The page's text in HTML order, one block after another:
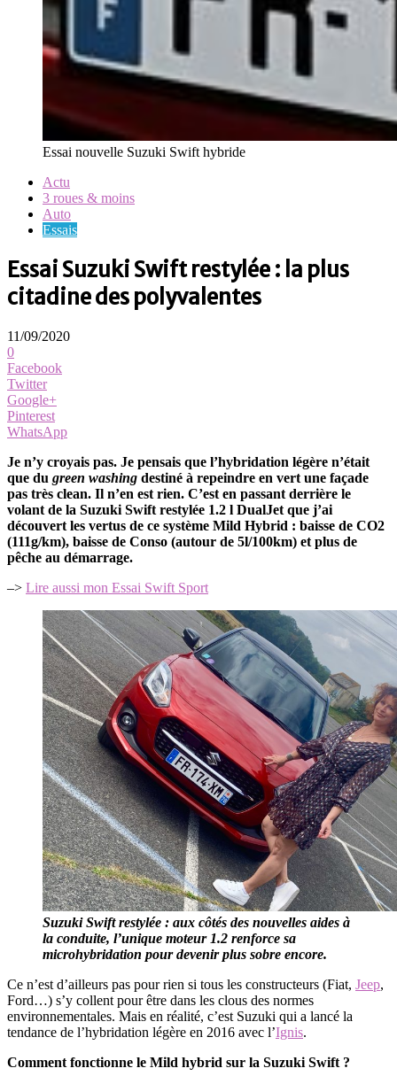
Essai nouvelle Suzuki Swift hybride
Actu
3 roues & moins
Auto
Essais
Essai Suzuki Swift restylée : la plus
citadine des polyvalentes
11/09/2020
0
Facebook
Twitter
Google+
Pinterest
WhatsApp
Je n’y croyais pas. Je pensais que l’hybridation légère n’était
que du green washing destiné à repeindre en vert une façade
pas très clean. Il n’en est rien. C’est en passant derrière le
volant de la Suzuki Swift restylée 1.2 l DualJet que j’ai
découvert les vertus de ce système Mild Hybrid : baisse de CO2
(111g/km), baisse de Conso (autour de 5l/100km) et plus de
pêche au démarrage.
–> Lire aussi mon Essai Swift Sport
Suzuki Swift restylée : aux côtés des nouvelles aides à
la conduite, l’unique moteur 1.2 renforce sa
microhybridation pour devenir plus sobre encore.
Ce n’est d’ailleurs pas pour rien si tous les constructeurs (Fiat, Jeep,
Ford…) s’y collent pour être dans les clous des normes
environnementales. Mais en réalité, c’est Suzuki qui a lancé la
tendance de l’hybridation légère en 2016 avec l’Ignis.
Comment fonctionne le Mild hybrid sur la Suzuki Swift ?